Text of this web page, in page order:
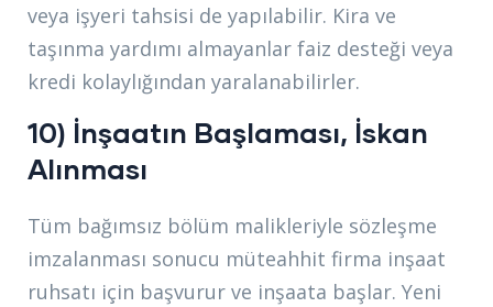
veya işyeri tahsisi de yapılabilir. Kira ve
taşınma yardımı almayanlar faiz desteği veya
kredi kolaylığından yaralanabilirler.
10) İnşaatın Başlaması, İskan
Alınması
Tüm bağımsız bölüm malikleriyle sözleşme
imzalanması sonucu müteahhit firma inşaat
ruhsatı için başvurur ve inşaata başlar. Yeni